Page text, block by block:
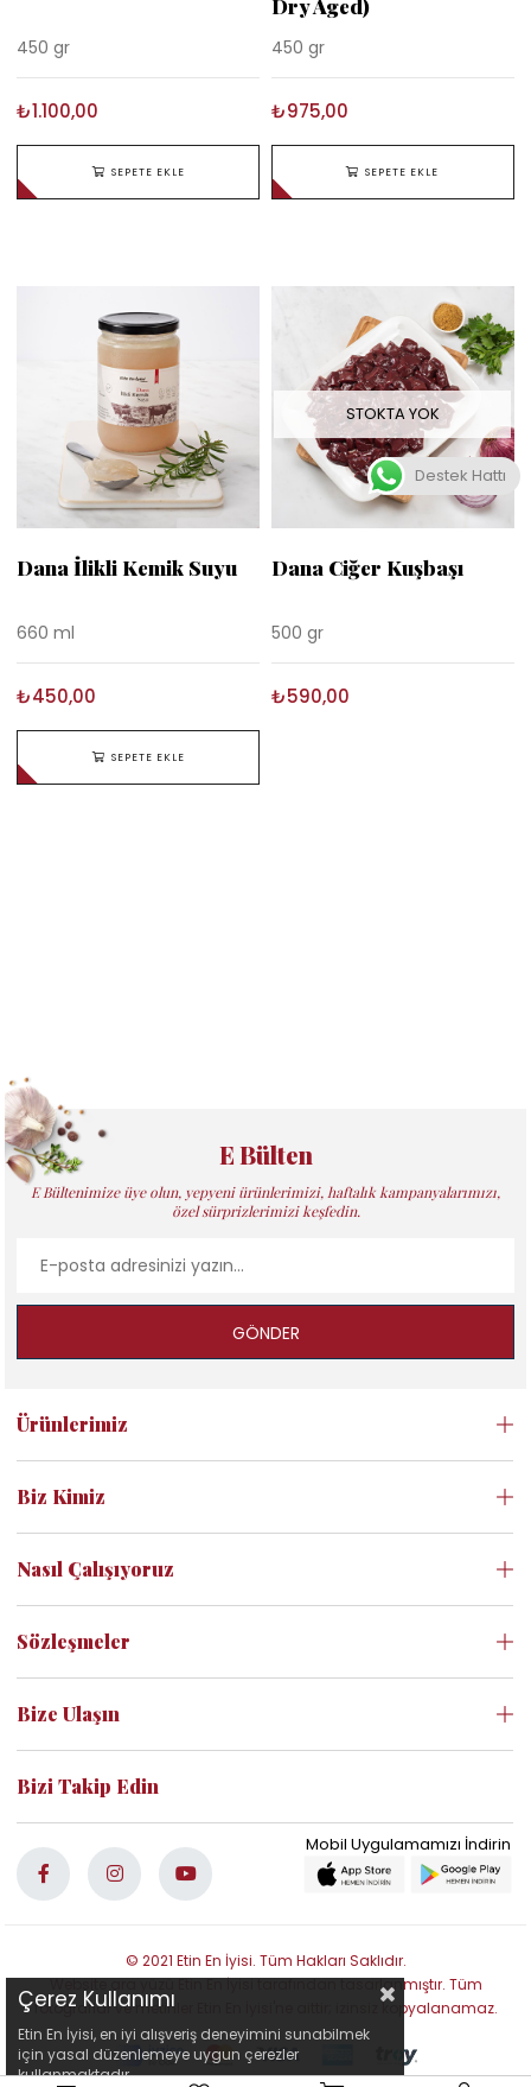
450 gr
₺1.100,00
SEPETE EKLE
Dry Aged)
450 gr
₺975,00
SEPETE EKLE
Dana İlikli Kemik Suyu
660 ml
₺450,00
SEPETE EKLE
STOKTA YOK
Dana Ciğer Kuşbaşı
500 gr
₺590,00
E Bülten
E Bültenimize üye olun, yepyeni ürünlerimizi, haftalık kampanyalarımızı,
özel sürprizlerimizi keşfedin.
GÖNDER
Ürünlerimiz
Biz Kimiz
Nasıl Çalışıyoruz
Sözleşmeler
Bize Ulaşın
Bizi Takip Edin
© 2021 Etin En İyisi. Tüm Hakları Saklıdır.
Website ara yüzü Etin En İyisi tarafından tasarlanmıştır. Tüm
fotoğraflar ve metinler Etin En İyisi'ne aittir; izinsiz kopyalanamaz.
Destek Hattı
Çerez Kullanımı
Etin En İyisi, en iyi alışveriş deneyimini sunabilmek
için yasal düzenlemeye uygun çerezler
kullanmaktadır.